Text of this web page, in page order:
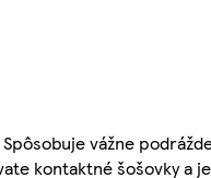
vážne
kontaktné šošovky a